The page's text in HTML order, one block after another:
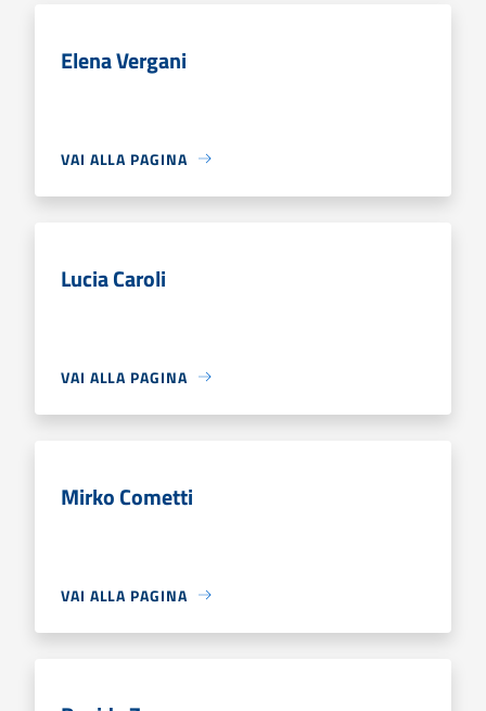
Elena Vergani
VAI ALLA PAGINA
Lucia Caroli
VAI ALLA PAGINA
Mirko Cometti
VAI ALLA PAGINA